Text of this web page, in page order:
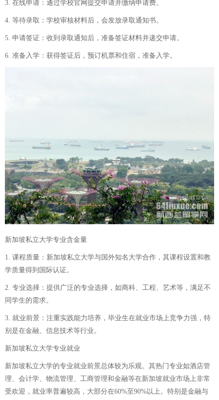
3. 在线申请：通过学校官网提交申请并缴纳申请费。
4. 等待录取：学校审核材料后，会发放录取通知书。
5. 申请签证：收到录取通知后，准备签证材料并递交申请。
6. 准备入学：获得签证后，预订机票和住宿，准备入学。
新加坡私立大学专业含金量
1. 课程质量：新加坡私立大学与国外知名大学合作，其课程设置和教
学质量得到国际认证。
2. 专业选择：提供广泛的专业选择，如商科、工程、艺术等，满足不
同学生的需求。
3. 就业前景：注重实践能力培养，毕业生在就业市场上竞争力强，特
别是在金融、信息技术等行业。
新加坡私立大学专业就业
新加坡私立大学的专业就业前景总体较为乐观。其热门专业如酒店管
理、会计学、物流管理、工商管理和金融等在新加坡就业市场上非常
受欢迎，就业率普遍较高，大部分在60%至90%以上。特别是金融与